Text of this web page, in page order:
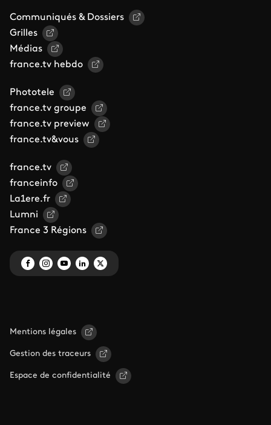
Communiqués & Dossiers
Grilles
Médias
france.tv hebdo
Phototele
france.tv groupe
france.tv preview
france.tv&vous
france.tv
franceinfo
La1ere.fr
Lumni
France 3 Régions
Mentions légales
Gestion des traceurs
Espace de confidentialité